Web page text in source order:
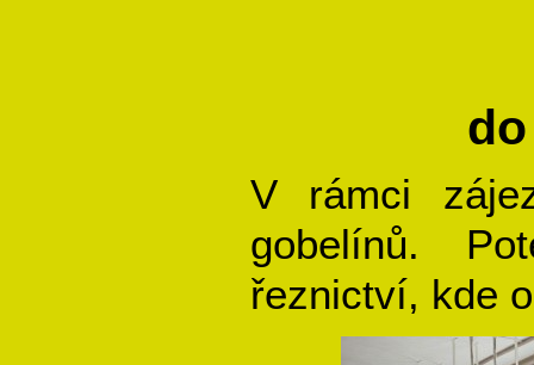
V rámci
gobelínů.
řeznictví, kde